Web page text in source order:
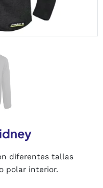
diferentes tallas
polar interior.